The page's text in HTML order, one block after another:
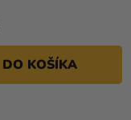
DO KOŠÍKA